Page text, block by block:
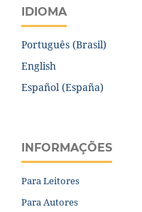
IDIOMA
Português (Brasil)
English
Español (España)
INFORMAÇÕES
Para Leitores
Para Autores